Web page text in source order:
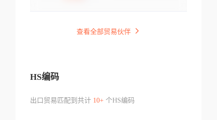
查看全部贸易伙伴
HS编码
出口贸易匹配到共计 10+个HS编码